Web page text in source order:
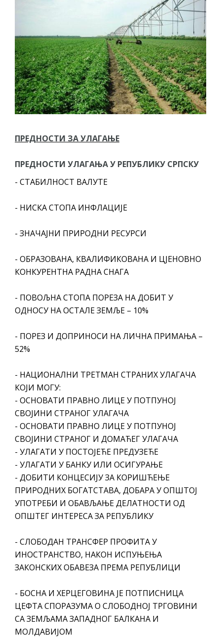
ПРЕДНОСТИ ЗА УЛАГАЊЕ
ПРЕДНОСТИ УЛАГАЊА У РЕПУБЛИКУ СРПСКУ
- СТАБИЛНОСТ ВАЛУТЕ
- НИСКА СТОПА ИНФЛАЦИЈЕ
- ЗНАЧАЈНИ ПРИРОДНИ РЕСУРСИ
- ОБРАЗОВАНА, КВАЛИФИКОВАНА И ЦЈЕНОВНО
КОНКУРЕНТНА РАДНА СНАГА
- ПОВОЉНА СТОПА ПОРЕЗА НА ДОБИТ У
ОДНОСУ НА ОСТАЛЕ ЗЕМЉЕ – 10%
- ПОРЕЗ И ДОПРИНОСИ НА ЛИЧНА ПРИМАЊА –
52%
- НАЦИОНАЛНИ ТРЕТМАН СТРАНИХ УЛАГАЧА
КОЈИ МОГУ:
- ОСНОВАТИ ПРАВНО ЛИЦЕ У ПОТПУНОЈ
СВОЈИНИ СТРАНОГ УЛАГАЧА
- ОСНОВАТИ ПРАВНО ЛИЦЕ У ПОТПУНОЈ
СВОЈИНИ СТРАНОГ И ДОМАЋЕГ УЛАГАЧА
- УЛАГАТИ У ПОСТОЈЕЋЕ ПРЕДУЗЕЋЕ
- УЛАГАТИ У БАНКУ ИЛИ ОСИГУРАЊЕ
- ДОБИТИ КОНЦЕСИЈУ ЗА КОРИШЋЕЊЕ
ПРИРОДНИХ БОГАТСТАВА, ДОБАРА У ОПШТОЈ
УПОТРЕБИ И ОБАВЉАЊЕ ДЕЛАТНОСТИ ОД
ОПШТЕГ ИНТЕРЕСА ЗА РЕПУБЛИКУ
- СЛОБОДАН ТРАНСФЕР ПРОФИТА У
ИНОСТРАНСТВО, НАКОН ИСПУЊЕЊА
ЗАКОНСКИХ ОБАВЕЗА ПРЕМА РЕПУБЛИЦИ
- БОСНА И ХЕРЦЕГОВИНА ЈЕ ПОТПИСНИЦА
ЦЕФТА СПОРАЗУМА О СЛОБОДНОЈ ТРГОВИНИ
СА ЗЕМЉАМА ЗАПАДНОГ БАЛКАНА И
МОЛДАВИЈОМ